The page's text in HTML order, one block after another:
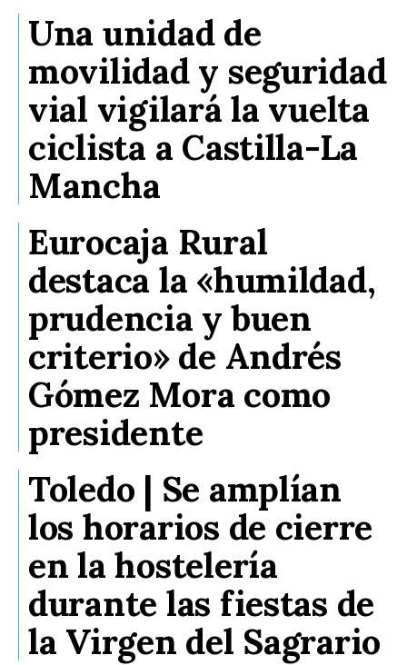
Una unidad de
movilidad y seguridad
vial vigilará la vuelta
ciclista a Castilla-La
Mancha
Eurocaja Rural
destaca la «humildad,
prudencia y buen
criterio» de Andrés
Gómez Mora como
presidente
Toledo | Se amplían
los horarios de cierre
en la hostelería
durante las fiestas de
la Virgen del Sagrario